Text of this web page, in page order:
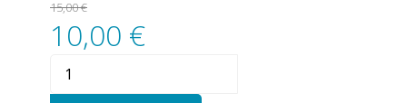
15,00€
10,00 €
IPhone